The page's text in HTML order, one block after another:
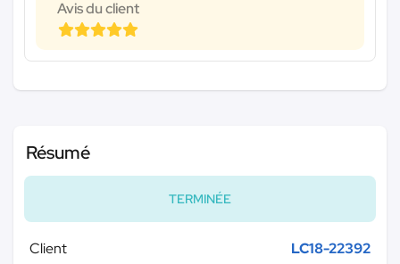
Avis du client
Résumé
TERMINÉE
Client
LC18-22392